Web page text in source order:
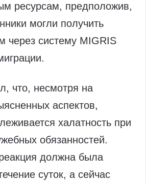
ресурсам, предположив,
могли получить
через систему MIGRIS
что, несмотря на
аспектов,
халатность при
обязанностей.
должна была
суток, а сейчас